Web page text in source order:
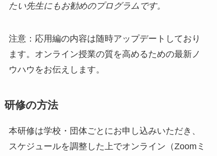
たい先生にもお勧めのプログラムです。​
注意：応用編の内容は随時アップデートしており
ます。オンライン授業の質を高めるための最新ノ
ウハウをお伝えします。
研修の方法
本研修は学校・団体ごとにお申し込みいただき、
スケジュールを調整した上でオンライン（Zoomミ